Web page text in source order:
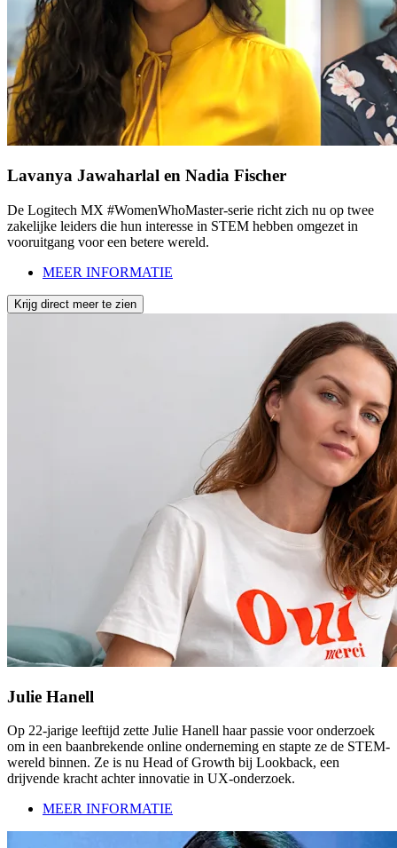
Lavanya Jawaharlal en Nadia Fischer
De Logitech MX #WomenWhoMaster-serie richt zich nu op twee
zakelijke leiders die hun interesse in STEM hebben omgezet in
vooruitgang voor een betere wereld.
MEER INFORMATIE
Krijg direct meer te zien
Julie Hanell
Op 22-jarige leeftijd zette Julie Hanell haar passie voor onderzoek
om in een baanbrekende online onderneming en stapte ze de STEM-
wereld binnen. Ze is nu Head of Growth bij Lookback, een
drijvende kracht achter innovatie in UX-onderzoek.
MEER INFORMATIE